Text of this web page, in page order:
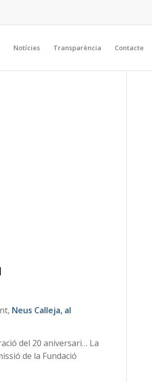
Notícies Transparència Contacte
Neus Calleja, al
del 20 aniversari… La
de la Fundació